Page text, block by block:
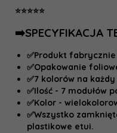
⭐️⭐️⭐️⭐️⭐️
➡️SPECYFIKACJA
✅Produkt
✅Opakowanie
✅7 kolorów na
✅Ilość - 7 modułów
✅Kolor -
✅Wszystko
plastikowe etui.